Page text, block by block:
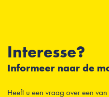
Interesse?
Informeer naar de
Heeft u een vraag over een